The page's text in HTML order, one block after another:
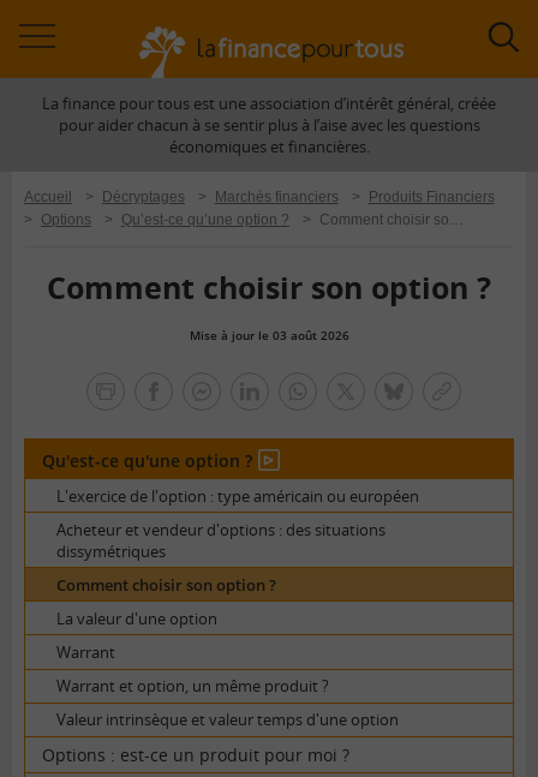
àLa finance pour tous est une association d’intérêt général, créée
pour aider chacun à se sentir plus à l’aise avec les questions
économiques et financières.
Accueil > Décryptages > Marchés financiers >
Produits Financiers
>
Options > Qu’est-ce qu’une option ? > Comment choisir son option ?
Comment choisir son option ?
Mise à jour le 03 août 2026
tous
Qu'est-ce qu'une option ?En
vidéo
L'exercice de l'option : type américain ou européen
Acheteur et vendeur d'options : des situations
dissymétriques
Comment choisir son option ?
La valeur d'une option
Warrant
Warrant et option, un même produit ?
Valeur intrinsèque et valeur temps d'une option
Options : est-ce un produit pour moi ?